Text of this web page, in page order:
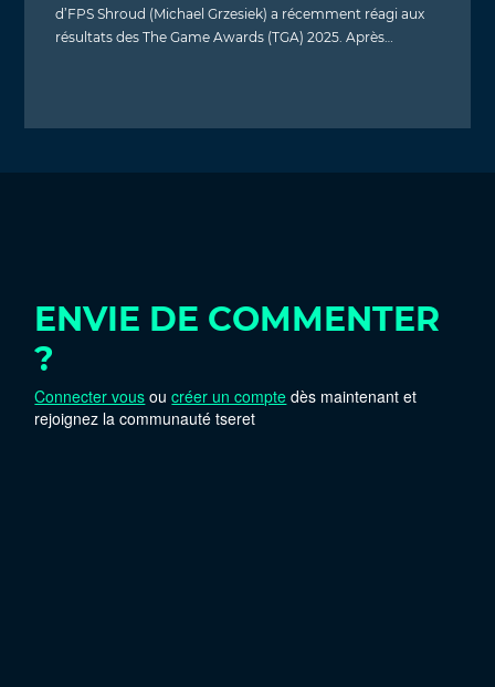
d’FPS Shroud (Michael Grzesiek) a récemment réagi aux
résultats des The Game Awards (TGA) 2025. Après…
ENVIE DE COMMENTER
?
Connecter vous oucréer un compte dès maintenant et
rejoignez la communauté tseret